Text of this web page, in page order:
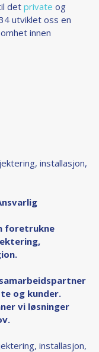
det private og
utviklet oss en
innen
installasjon,
foretrukne
og kunder.
vi løsninger
installasjon,